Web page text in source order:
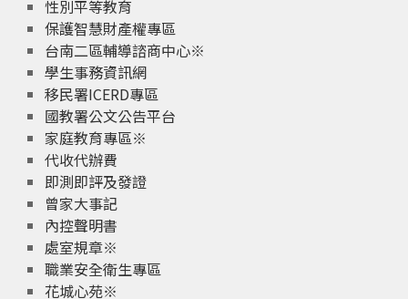
性別平等教育
保護智慧財產權專區
台南二區輔導諮商中心※
學生事務資訊網
移民署ICERD專區
國教署公文公告平台
家庭教育專區※
代收代辦費
即測即評及發證
曾家大事記
內控聲明書
處室規章※
職業安全衛生專區
花城心苑※